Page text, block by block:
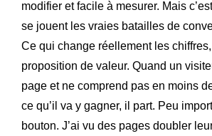
modifier et facile à mesurer. Mais
se jouent les vraies batailles de
Ce qui change réellement les chiffres,
proposition de valeur. Quand un
page et ne comprend pas en moins
ce qu’il va y gagner, il part. Peu
bouton. J’ai vu des pages doubler